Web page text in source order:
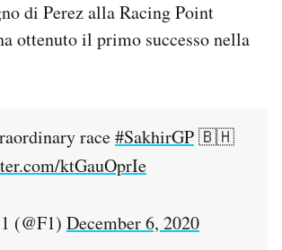
di Perez alla Racing Point
ottenuto il primo successo nella
race#SakhirGP🇧🇭
ktGauOprIe
(@F1) December 6, 2020